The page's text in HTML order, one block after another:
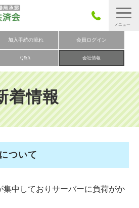
加入手続の流れ 会員ログイン
Q&A 会社情報
労災保険とは
災保険の取りまとめ
険加入手続きの流れ
加入費用
加入申込み
お問い合わせ
着情報
ついて
集中しておりサーバーに負荷がか